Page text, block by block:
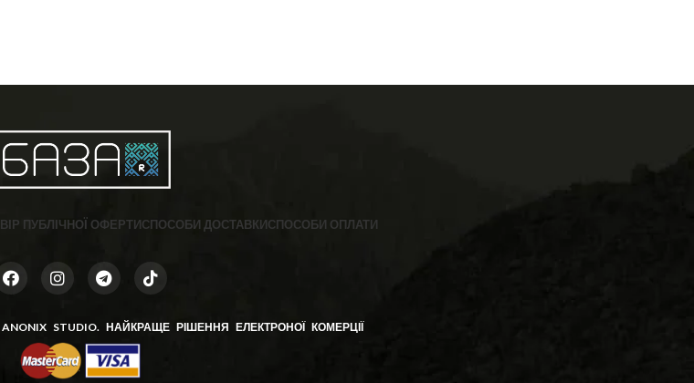
ПУБЛІЧНОЇ ОФЕРТИСПОСОБИ ДОСТАВКИСПОСОБИ ОПЛАТИ
ANONIX STUDIO. НАЙКРАЩЕ РІШЕННЯ ЕЛЕКТРОНОЇ КОМЕРЦІЇ